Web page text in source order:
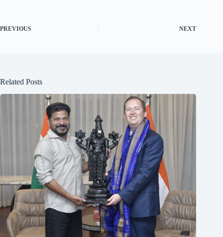
PREVIOUS NEXT
Related Posts